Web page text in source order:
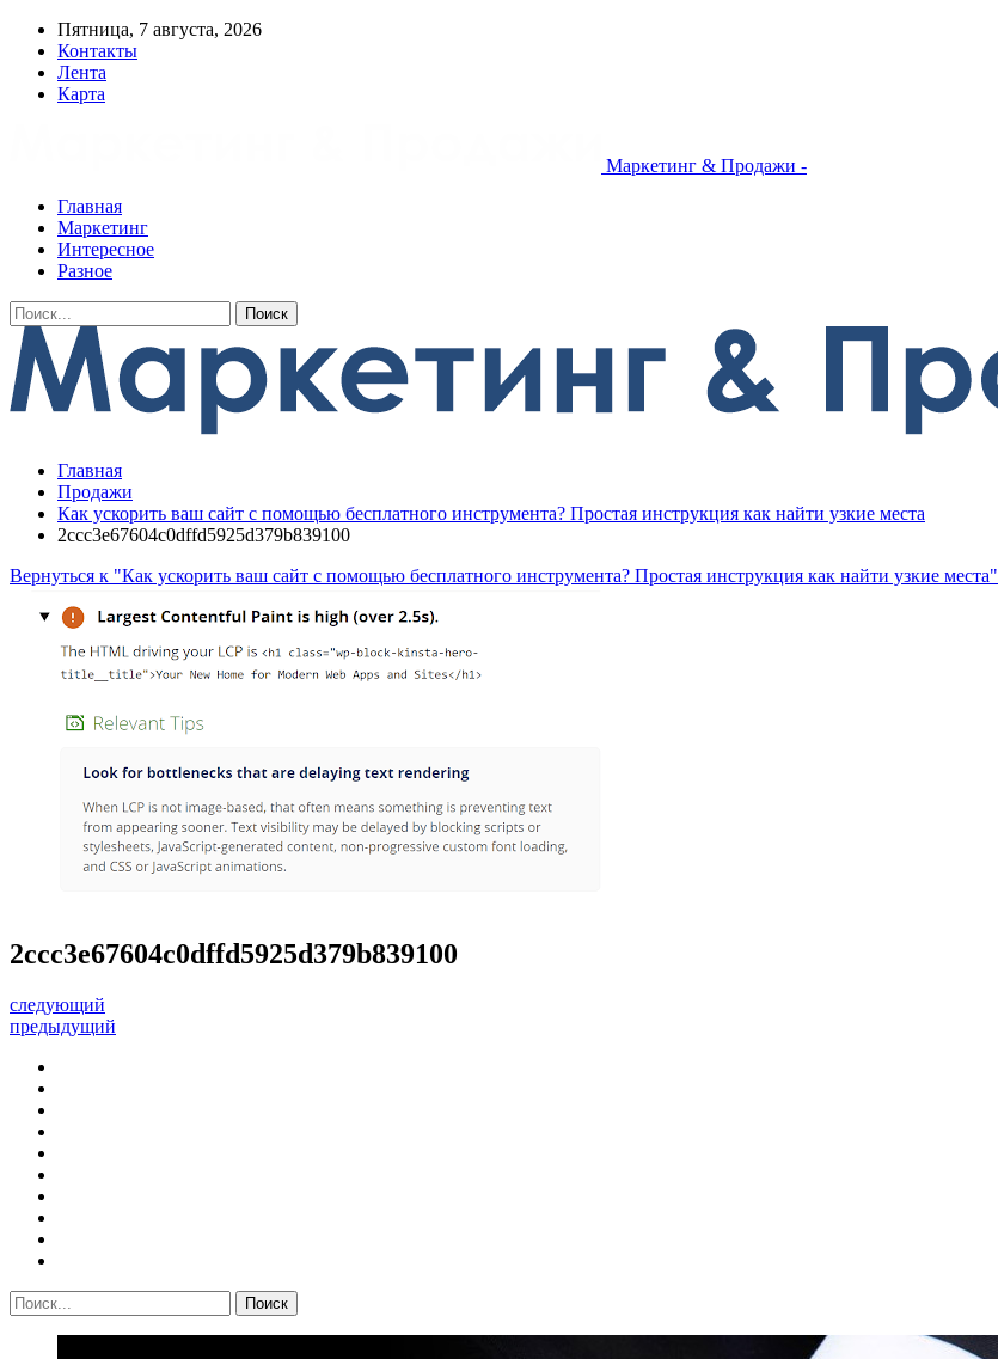
Пятница, 7 августа, 2026
Контакты
Лента
Карта
Маркетинг & Продажи -
Главная
Маркетинг
Интересное
Разное
Главная
Продажи
Как ускорить ваш сайт с помощью бесплатного инструмента? Простая инструкция как найти узкие места
2ccc3e67604c0dffd5925d379b839100
Вернуться к "Как ускорить ваш сайт с помощью бесплатного инструмента? Простая инструкция как найти узкие места"
2ccc3e67604c0dffd5925d379b839100
следующий
предыдущий